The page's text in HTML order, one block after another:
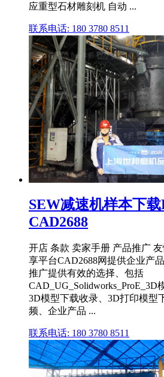
应重型石材雕刻机 自动 ...
联系电话: 180 3780 8511
SEW减速机样本下
CAD2688
开店 条款 卖家手册 产品推广
享平台CAD2688网提供企业产
推广提供有效的选择、包括
3D模型下载收录、3D打印模型
频、企业产品 ...
联系电话: 180 3780 8511